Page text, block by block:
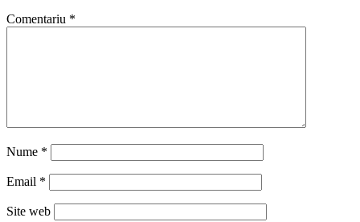
Comentariu *
Nume *
Email *
Site web